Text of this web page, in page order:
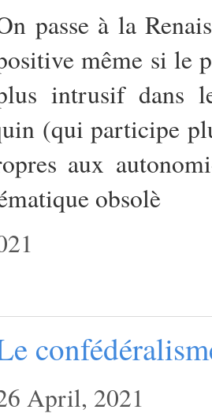
passe à la
même si le
intrusif dans
(qui participe
aux
obsolè
April, 2021